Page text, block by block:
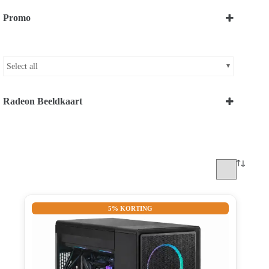
5% KORTING
Intel®Ultra™ i9 Series
Mini
Promo
Select all
Radeon Beeldkaart